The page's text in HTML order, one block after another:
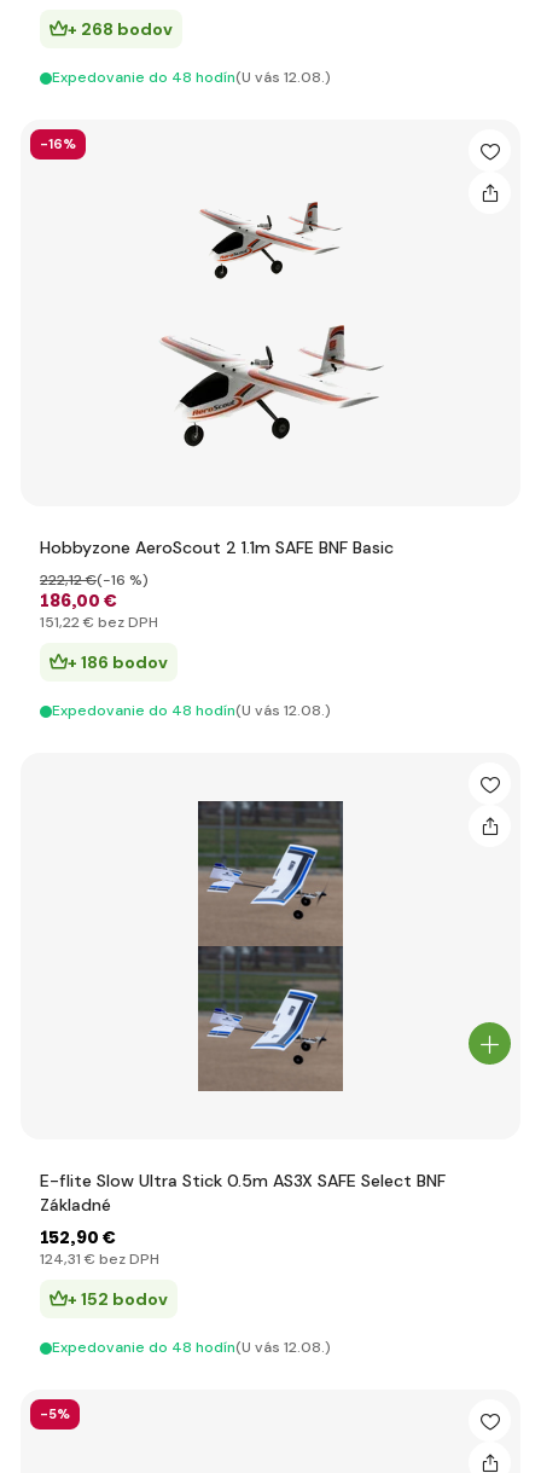
+ 268 bodov
Expedovanie do 48 hodín(U vás 12.08.)
-16%
Hobbyzone AeroScout 2 1.1m SAFE BNF Basic
186,00 €
222,12 €(-16 %)
151,22 € bez DPH
+ 186 bodov
Expedovanie do 48 hodín(U vás 12.08.)
E-flite Slow Ultra Stick 0.5m AS3X SAFE Select BNF
Základné
152,90 €
124,31 € bez DPH
+ 152 bodov
Expedovanie do 48 hodín(U vás 12.08.)
-5%